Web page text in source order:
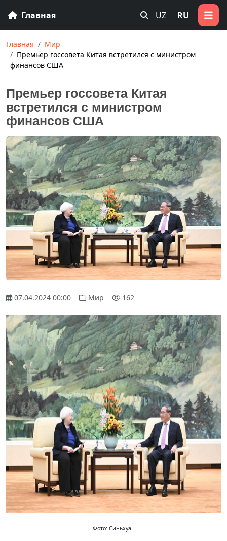
Главная UZ RU
Главная
Мир
Премьер госсовета Китая встретился с министром
финансов США
Премьер госсовета Китая
встретился с министром
финансов США
07.04.2024 00:00 Мир 162
Фото: Синьхуа.